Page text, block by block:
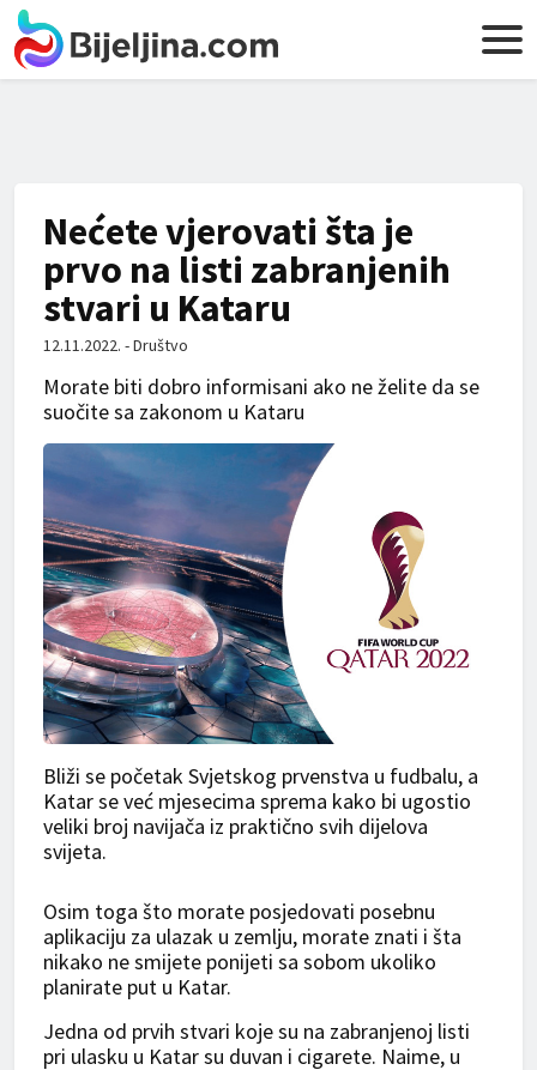
Nećete vjerovati šta je
prvo na listi zabranjenih
stvari u Kataru
12.11.2022. - Društvo
Morate biti dobro informisani ako ne želite da se
suočite sa zakonom u Kataru
Bliži se početak Svjetskog prvenstva u fudbalu, a
Katar se već mjesecima sprema kako bi ugostio
veliki broj navijača iz praktično svih dijelova
svijeta.
Osim toga što morate posjedovati posebnu
aplikaciju za ulazak u zemlju, morate znati i šta
nikako ne smijete ponijeti sa sobom ukoliko
planirate put u Katar.
Jedna od prvih stvari koje su na zabranjenoj listi
pri ulasku u Katar su duvan i cigarete. Naime, u